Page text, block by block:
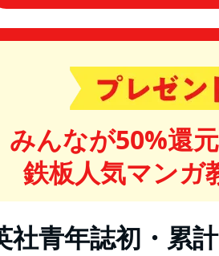
みんなが50%還
鉄板人気マンガ
社青年誌初・累